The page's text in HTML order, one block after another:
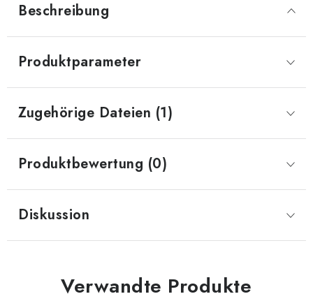
Beschreibung
Produktparameter
Zugehörige Dateien (1)
Produktbewertung (0)
Diskussion
Verwandte Produkte